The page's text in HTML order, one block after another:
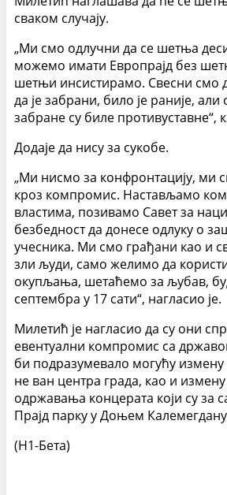
сваком случају.
„Ми смо одлучни да се шетња
можемо имати Европрајд без
шетњи инсистирамо. Свесни смо
да је забрани, било је раније, али
забране су биле противуставне“,
Додаје да нису за сукобе.
„Ми нисмо за конфронтацију, ми
кроз компромис. Настављамо
властима, позивамо Савет за
безбедност да донесе одлуку о
учесника. Ми смо грађани као и
зли људи, само желимо да
окупљања, шетаћемо за љубав,
септембра у 17 сати“, нагласио је.
Милетић је нагласио да су они
евентуални компромис са
би подразумевало могућу
не ван центра града, као и
одржавања концерата који су за
Прајд парку у Доњем
(Н1-Бета)